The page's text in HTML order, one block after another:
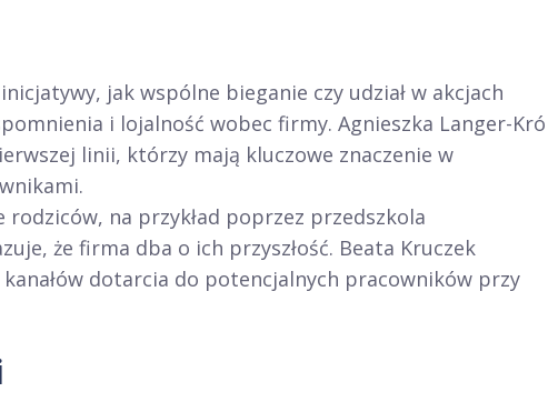
jak wspólne bieganie czy udział w akcjach
i lojalność wobec firmy. Agnieszka Langer-
linii, którzy mają kluczowe znaczenie w
rodziców, na przykład poprzez przedszkola
że firma dba o ich przyszłość. Beata Kruczek
dotarcia do potencjalnych pracowników przy